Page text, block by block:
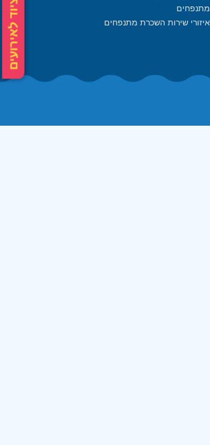
מתנפחים
איזורי שירות השכרת מתנפחים